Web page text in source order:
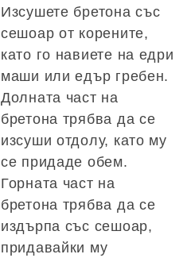
Изсушете бретона със
сешоар от корените,
като го навиете на едри
маши или едър гребен.
Долната част на
бретона трябва да се
изсуши отдолу, като му
се придаде обем.
Горната част на
бретона трябва да се
издърпа със сешоар,
придавайки му